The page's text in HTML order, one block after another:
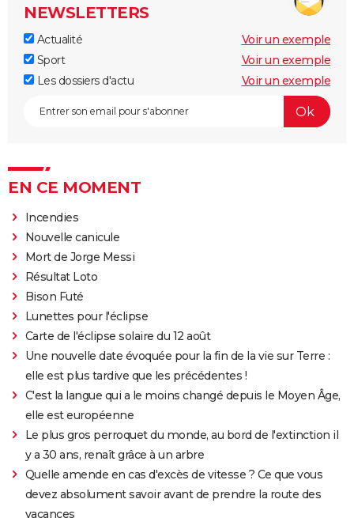
NEWSLETTERS
Actualité
Voir un exemple
Sport
Voir un exemple
Les dossiers d'actu
Voir un exemple
EN CE MOMENT
Incendies
Nouvelle canicule
Mort de Jorge Messi
Résultat Loto
Bison Futé
Lunettes pour l'éclipse
Carte de l'éclipse solaire du 12 août
Une nouvelle date évoquée pour la fin de la vie sur Terre :
elle est plus tardive que les précédentes !
C'est la langue qui a le moins changé depuis le Moyen Âge,
elle est européenne
Le plus gros perroquet du monde, au bord de l'extinction il
y a 30 ans, renaît grâce à un arbre
Quelle amende en cas d'excès de vitesse ? Ce que vous
devez absolument savoir avant de prendre la route des
vacances